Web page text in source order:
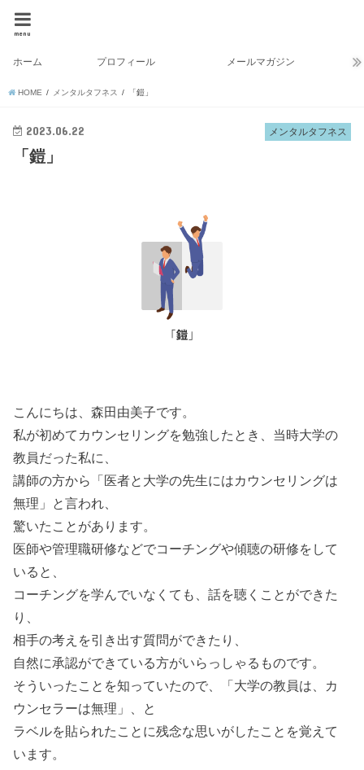
menu
ホーム プロフィール メールマガジン
HOME メンタルタフネス 「鎧」
メンタルタフネス
2023.06.22
「鎧」
こんにちは、森田由美子です。
私が初めてカウンセリングを勉強したとき、当時大学の
教員だった私に、
講師の方から「医者と大学の先生にはカウンセリングは
無理」と言われ、
驚いたことがあります。
医師や管理職研修などでコーチングや傾聴の研修をして
いると、
コーチングを学んでいなくても、話を聴くことができた
り、
相手の考えを引き出す質問ができたり、
自然に承認ができている方がいらっしゃるものです。
そういったことを知っていたので、「大学の教員は、カ
ウンセラーは無理」、と
ラベルを貼られたことに残念な思いがしたことを覚えて
います。